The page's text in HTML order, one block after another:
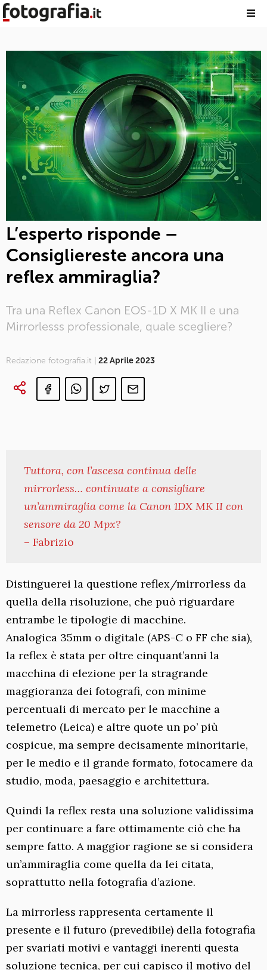
L’esperto risponde –
Consigliereste ancora una
reflex ammiraglia?
Tra una Reflex Canon EOS-1D X MK II e una
Mirrorlesss professionale, quale scegliere?
Redazione fotografia.it | 22 Aprile 2023
Tuttora, con l’ascesa continua delle
mirrorless… continuate a consigliare
un’ammiraglia come la Canon 1DX MK II con
sensore da 20 Mpx?
– Fabrizio
Distinguerei la questione reflex/mirrorless da
quella della risoluzione, che può riguardare
entrambe le tipologie di macchine.
Analogica 35mm o digitale (APS-C o FF che sia),
la reflex è stata per oltre cinquant’anni la
macchina di elezione per la stragrande
maggioranza dei fotografi, con minime
percentuali di mercato per le macchine a
telemetro (Leica) e altre quote un po’ più
cospicue, ma sempre decisamente minoritarie,
per le medio e il grande formato, fotocamere da
studio, moda, paesaggio e architettura.
Quindi la reflex resta una soluzione validissima
per continuare a fare ottimamente ciò che ha
sempre fatto. A maggior ragione se si considera
un’ammiraglia come quella da lei citata,
soprattutto nella fotografia d’azione.
La mirrorless rappresenta certamente il
presente e il futuro (prevedibile) della fotografia
per svariati motivi e vantaggi inerenti questa
soluzione tecnica, per cui capisco il motivo del